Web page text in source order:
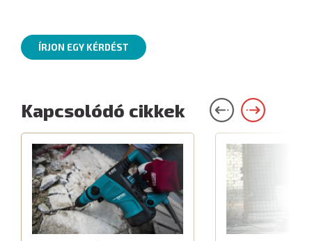
ÍRJON EGY KÉRDÉST
Kapcsolódó cikkek